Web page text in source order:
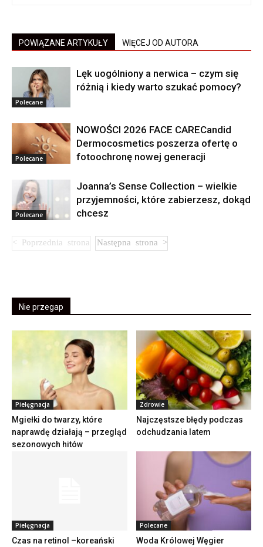
POWIĄZANE ARTYKUŁY WIĘCEJ OD AUTORA
Polecane
Lęk uogólniony a nerwica – czym się
różnią i kiedy warto szukać pomocy?
Polecane
NOWOŚCI 2026 FACE CARECandid
Dermocosmetics poszerza ofertę o
fotoochronę nowej generacji
Polecane
Joanna’s Sense Collection – wielkie
przyjemności, które zabierzesz, dokąd
chcesz
Nie przegap
Pielęgnacja
Mgiełki do twarzy, które
naprawdę działają – przegląd
sezonowych hitów
Zdrowie
Najczęstsze błędy podczas
odchudzania latem
Pielęgnacja
Czas na retinol –koreański
Polecane
Woda Królowej Węgier